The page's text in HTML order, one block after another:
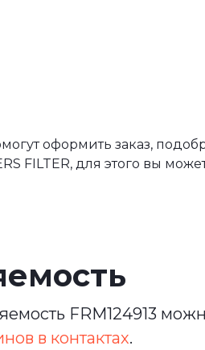
оформить заказ,
FILTER, для этого вы
FRM124913
в контактах.